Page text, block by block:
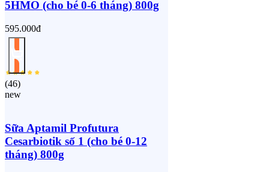
5HMO (cho bé 0-6 tháng) 800g
595.000đ
(46)
new
Sữa Aptamil Profutura
Cesarbiotik số 1 (cho bé 0-12
tháng) 800g